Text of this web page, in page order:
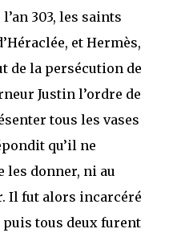
303, les saints
et Hermès,
de la persécution de
Justin l’ordre de
tous les vases
qu’il ne
les donner, ni au
Il fut alors incarcéré
puis tous deux furent